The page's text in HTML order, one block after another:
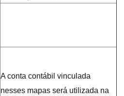
A conta contábil vinculada
nesses mapas será utilizada na